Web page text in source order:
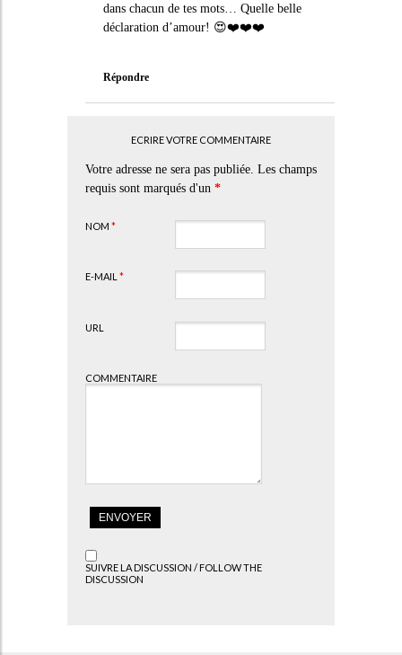
dans chacun de tes mots… Quelle belle
déclaration d’amour! 😍❤️❤️❤️
Répondre
ECRIRE VOTRE COMMENTAIRE
Votre adresse ne sera pas publiée. Les champs
requis sont marqués d'un *
NOM *
E-MAIL *
URL
COMMENTAIRE
SUIVRE LA DISCUSSION / FOLLOW THE
DISCUSSION